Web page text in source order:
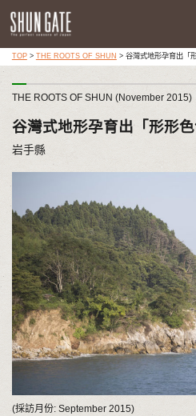
TOP> THE ROOTS OF SHUN > 谷灣式地形孕育出「
THE ROOTS OF SHUN (November 2015)
谷灣式地形孕育出「形形
岩手縣
(採訪月份: September 2015)